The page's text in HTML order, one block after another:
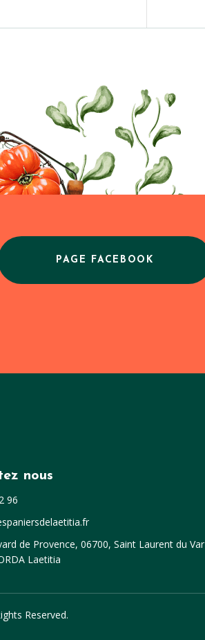
PAGE FACEBOOK
nous
96
de Provence, 06700, Saint Laurent du Var
Laetitia
Reserved.